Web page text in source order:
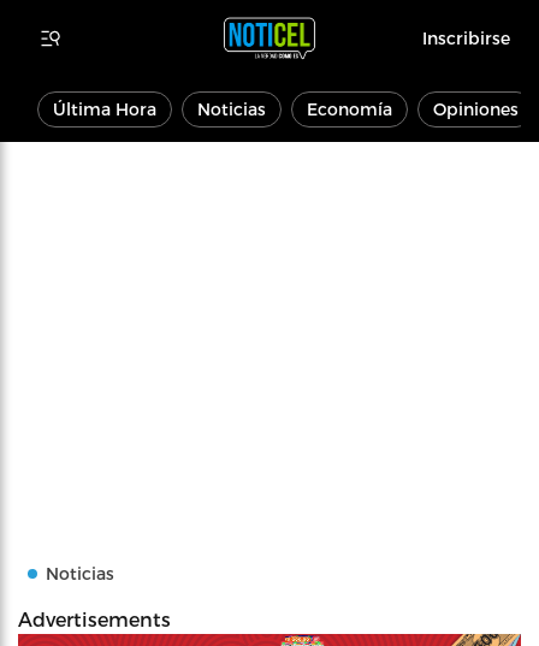
Inscribirse
Última Hora Noticias Economía Opiniones
Noticias
Advertisements